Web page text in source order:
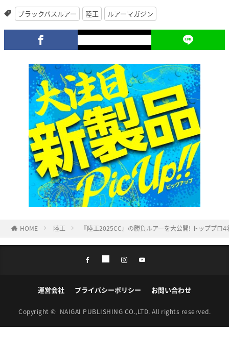
ブラックバスルアー 陸王 ルアーマガジン
HOME 陸王 『陸王2025CC』の勝負ルアーを大公開! トッププロ
運営会社 プライバシーポリシー お問い合わせ
Copyright © NAIGAI PUBLISHING CO.,LTD. All rights reserved.